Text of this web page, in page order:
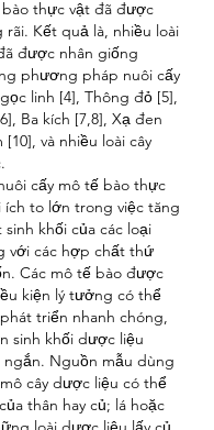
thực vật đã được
Kết quả là, nhiều loài
được nhân giống
phương pháp nuôi cấy
linh [4], Thông đỏ [5],
Ba kích [7,8], Xạ đen
[10], và nhiều loài cây
cấy mô tế bào thực
ích to lớn trong việc tăng
sinh khối của các loại
với các hợp chất thứ
Các mô tế bào được
kiện lý tưởng có thể
triển nhanh chóng,
sinh khối dược liệu
Nguồn mẫu dùng
cây dược liệu có thể
thân hay củ; lá hoặc